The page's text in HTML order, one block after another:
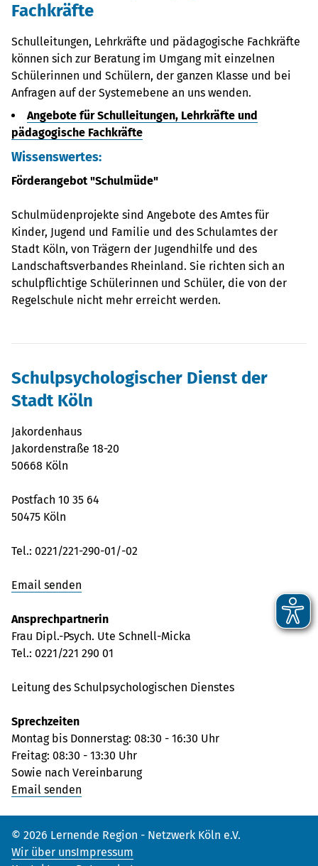
Fachkräfte
Schulleitungen, Lehrkräfte und pädagogische Fachkräfte
können sich zur Beratung im Umgang mit einzelnen
Schülerinnen und Schülern, der ganzen Klasse und bei
Anfragen auf der Systemebene an uns wenden.
Angebote für Schulleitungen, Lehrkräfte und
pädagogische Fachkräfte
Wissenswertes:
Förderangebot "Schulmüde"
Schulmüdenprojekte sind Angebote des Amtes für
Kinder, Jugend und Familie und des Schulamtes der
Stadt Köln, von Trägern der Jugendhilfe und des
Landschaftsverbandes Rheinland. Sie richten sich an
schulpflichtige Schülerinnen und Schüler, die von der
Regelschule nicht mehr erreicht werden.
Schulpsychologischer Dienst der
Stadt Köln
Jakordenhaus
Jakordenstraße 18-20
50668 Köln
Postfach 10 35 64
50475 Köln
Tel.: 0221/221-290-01/-02
Email senden
Ansprechpartnerin
Frau Dipl.-Psych. Ute Schnell-Micka
Tel.: 0221/221 290 01
Leitung des Schulpsychologischen Dienstes
Sprechzeiten
Montag bis Donnerstag: 08:30 - 16:30 Uhr
Freitag: 08:30 - 13:30 Uhr
Sowie nach Vereinbarung
Email senden
© 2026 Lernende Region - Netzwerk Köln e.V.
Wir über unsImpressum